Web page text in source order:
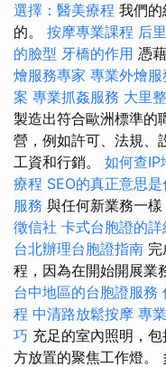
選擇：醫美療程 我們
的。 按摩專業課程 后
的臉型 牙橋的作用 憑藉
燴服務專家 專業外燴服
案 專業抓姦服務 大里
製造出符合歐洲標準的
營，例如許可、法規、
工資和行銷。 如何查IP
療程 SEO的真正意思是
服務 與任何新業務一
徵信社 卡式台胞證的詳
台北辦理台胞證指南
程，因為在開始開展業
台中地區的台胞證服務
程 中清路放鬆按摩 專
巧 充足的室內照明，
方放置的聚焦工作燈。